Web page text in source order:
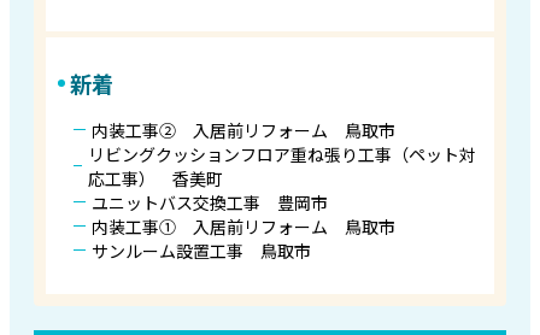
新着
内装工事② 入居前リフォーム 鳥取市
リビングクッションフロア重ね張り工事（ペット対
応工事） 香美町
ユニットバス交換工事 豊岡市
内装工事① 入居前リフォーム 鳥取市
サンルーム設置工事 鳥取市